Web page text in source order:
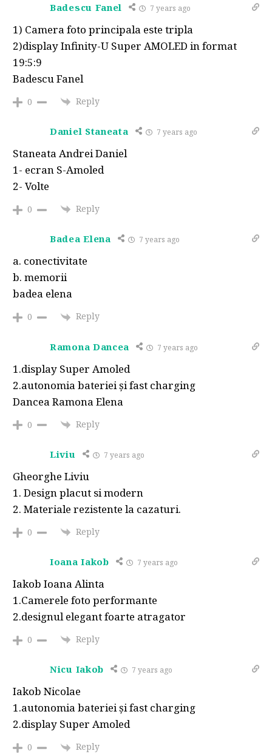
Badescu Fanel 7 years ago
1) Camera foto principala este tripla
2)display Infinity-U Super AMOLED in format
19:5:9
Badescu Fanel
0 Reply
Daniel Staneata 7 years ago
Staneata Andrei Daniel
1- ecran S-Amoled
2- Volte
0 Reply
Badea Elena 7 years ago
a. conectivitate
b. memorii
badea elena
0 Reply
Ramona Dancea 7 years ago
1.display Super Amoled
2.autonomia bateriei și fast charging
Dancea Ramona Elena
0 Reply
Liviu 7 years ago
Gheorghe Liviu
1. Design placut si modern
2. Materiale rezistente la cazaturi.
0 Reply
Ioana Iakob 7 years ago
Iakob Ioana Alinta
1.Camerele foto performante
2.designul elegant foarte atragator
0 Reply
Nicu Iakob 7 years ago
Iakob Nicolae
1.autonomia bateriei și fast charging
2.display Super Amoled
0 Reply